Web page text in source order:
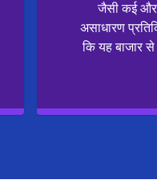
जैसी कई और
असाधारण
कि यह बाजार